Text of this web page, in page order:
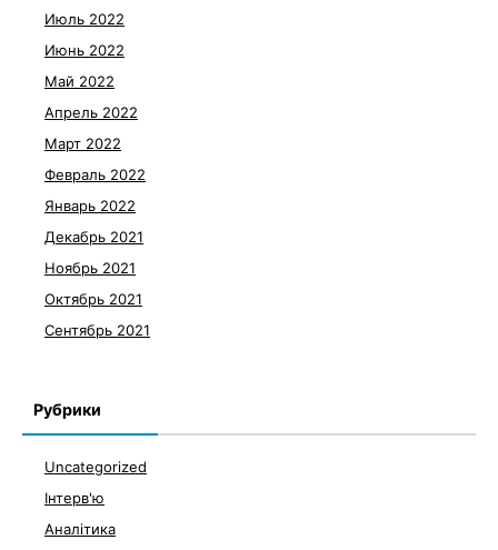
Июль 2022
Июнь 2022
Май 2022
Апрель 2022
Март 2022
Февраль 2022
Январь 2022
Декабрь 2021
Ноябрь 2021
Октябрь 2021
Сентябрь 2021
Рубрики
Uncategorized
Інтерв'ю
Аналітика